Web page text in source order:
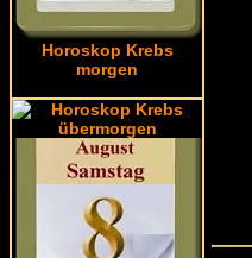
Horoskop Krebs
morgen